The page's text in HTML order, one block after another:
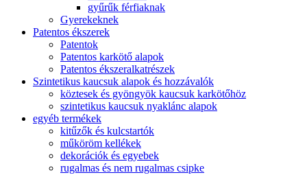
gyűrűk férfiaknak
Gyerekeknek
Patentos ékszerek
Patentok
Patentos karkötő alapok
Patentos ékszeralkatrészek
Szintetikus kaucsuk alapok és hozzávalók
köztesek és gyöngyök kaucsuk karkötőhöz
szintetikus kaucsuk nyaklánc alapok
egyéb termékek
kitűzők és kulcstartók
műköröm kellékek
dekorációk és egyebek
rugalmas és nem rugalmas csipke